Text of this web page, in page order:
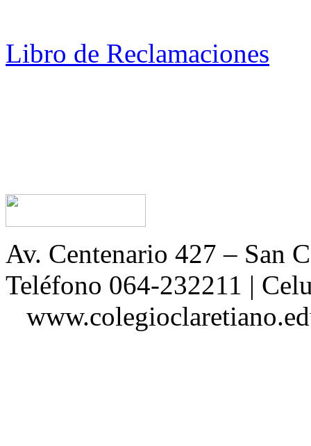
Libro de Reclamaciones
Av. Centenario 427 –
Teléfono 064-232211 |